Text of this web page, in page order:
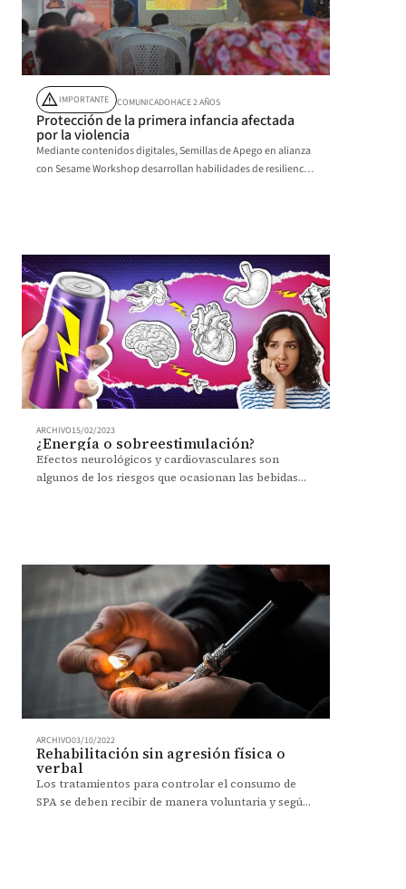
warningIMPORTANTE COMUNICADOHACE 2 AÑOS
Protección de la primera infancia afectada
por la violencia
Mediante contenidos digitales, Semillas de Apego en alianza
con Sesame Workshop desarrollan habilidades de resiliencia
ARCHIVO15/02/2023
¿Energía o sobreestimulación?
Efectos neurológicos y cardiovasculares son
algunos de los riesgos que ocasionan las bebidas
ARCHIVO03/10/2022
Rehabilitación sin agresión física o
verbal
Los tratamientos para controlar el consumo de
SPA se deben recibir de manera voluntaria y según